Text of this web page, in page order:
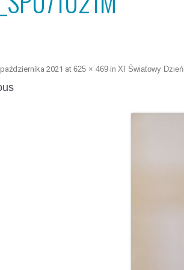
2021 at 625 × 469 in XI Światowy